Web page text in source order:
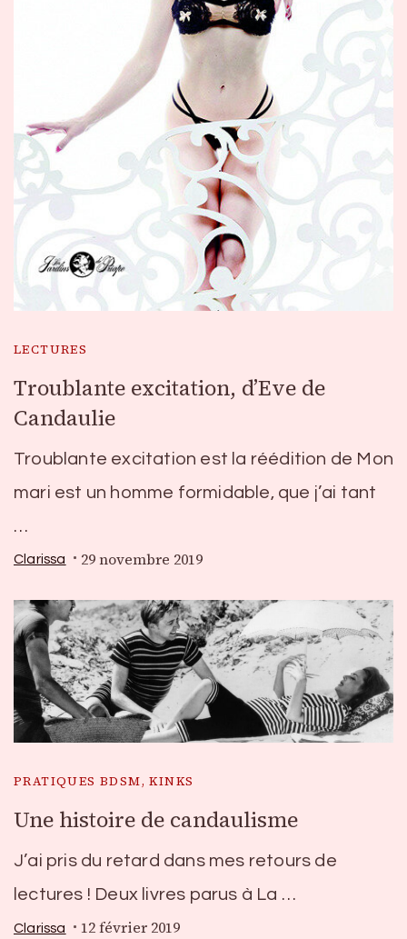
LECTURES
Troublante excitation, d’Eve de
Candaulie
Troublante excitation est la réédition de Mon
mari est un homme formidable, que j’ai tant
…
Clarissa 29 novembre 2019
PRATIQUES BDSM, KINKS
Une histoire de candaulisme
J’ai pris du retard dans mes retours de
lectures ! Deux livres parus à La …
Clarissa 12 février 2019